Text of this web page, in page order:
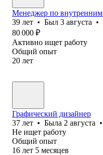
Менеджер по
39 лет • Был 3 августа •
80 000 ₽
Активно ищет работу
Общий опыт
20 лет
Графический дизайнер
37 лет • Была 2 августа •
Не ищет работу
Общий опыт
16 лет 5 месяцев